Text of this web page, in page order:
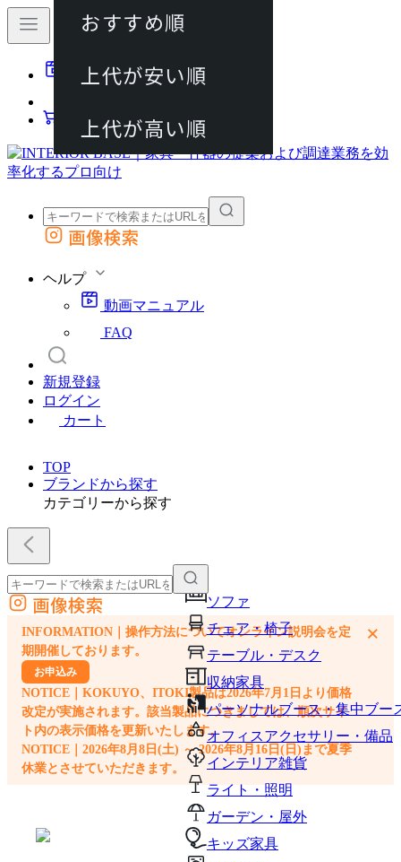
動画マニュアル
カート
外部サイトの商品をカートに追加
画像検索
ヘルプ
動画マニュアル
FAQ
新規登録
ログイン
カート
TOP
ブランドから探す
カテゴリーから探す
ソファ
チェア・椅子
テーブル・デスク
収納家具
パーソナルブース・集中ブー
オフィスアクセサリー・備品
インテリア雑貨
ライト・照明
ガーデン・屋外
キッズ家具
外部サイトの商品をカートに追加
他のサイトで見つけた商品ページのURLを貼り付けて、カートに追加できます
画像検索
INFORMATION｜操作方法についてオンライン説明会を定
期開催しております。
お申込み
NOTICE｜KOKUYO、ITOKI製品は2026年7月1日より価格
改定が実施されます。該当製品につきましては、順次サイ
ト内の表示価格を更新いたします。
NOTICE｜2026年8月8日(土) ～ 2026年8月16日(日)まで夏季
休業とさせていただきます。
×
おすすめ順
上代が安い順
上代が高い順